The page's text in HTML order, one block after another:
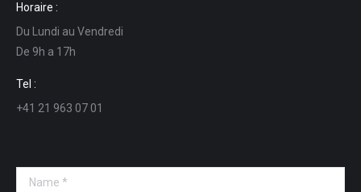
opens
in
new
window
opens
in
new
in
in
Horaire :
Du Lundi au Vendredi
De 9h a 17h
Tel :
+41 21 963 07 01
Name *